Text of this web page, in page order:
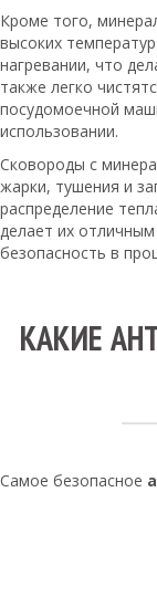
Кроме того,
высоких
нагревании, что
также легко
посудомоечной
использовании.
Сковороды с
жарки, тушения и
распределение
делает их
безопасность в
КАКИЕ
Самое безопасное